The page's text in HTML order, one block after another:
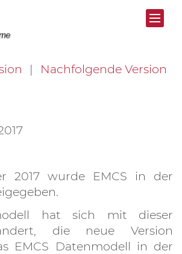
Nachfolgende Version
2017 wurde EMCS in der
hat sich mit dieser
die neue Version
EMCS Datenmodell in der